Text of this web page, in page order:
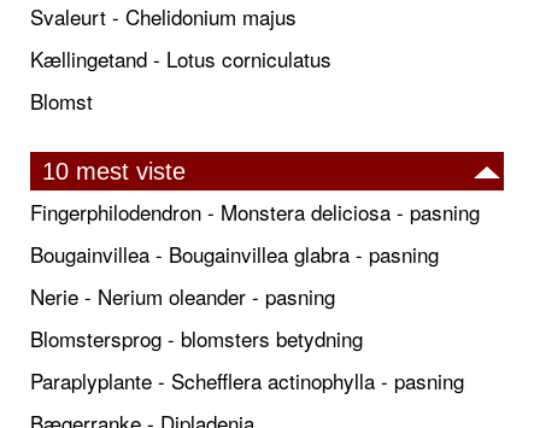
Svaleurt - Chelidonium majus
Kællingetand - Lotus corniculatus
Blomst
10 mest viste
Fingerphilodendron - Monstera deliciosa - pasning
Bougainvillea - Bougainvillea glabra - pasning
Nerie - Nerium oleander - pasning
Blomstersprog - blomsters betydning
Paraplyplante - Schefflera actinophylla - pasning